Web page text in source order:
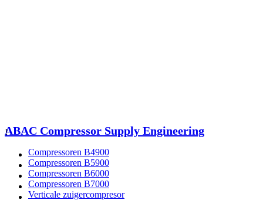
ABAC Compressor Supply Engineering
!
Compressoren B4900
Compressoren B5900
Compressoren B6000
Compressoren B7000
Verticale zuigercompresor